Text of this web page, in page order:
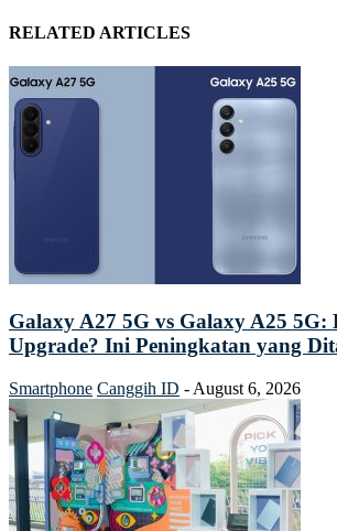
RELATED ARTICLES
Galaxy A27 5G vs Galaxy A25
Upgrade? Ini Peningkatan yang
Smartphone Canggih ID - August 6, 2026